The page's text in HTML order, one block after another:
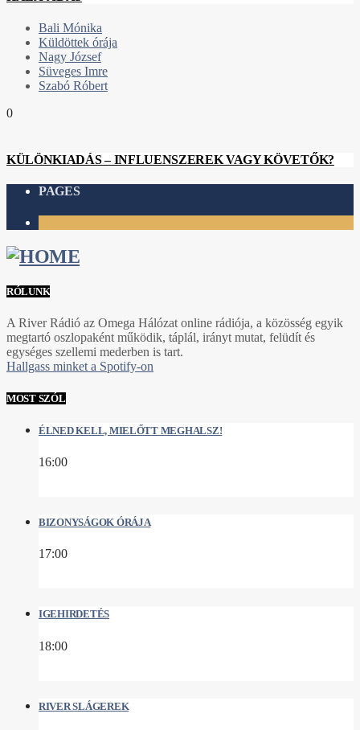
Bali Mónika
Küldöttek órája
Nagy József
Süveges Imre
Szabó Róbert
0
KÜLÖNKIADÁS – INFLUENSZEREK VAGY KÖVETŐK?
PAGES
RÓLUNK
A River Rádió az Omega Hálózat online rádiója, a közösség egyik
megtartó oszlopaként működik, táplál, irányt mutat, felüdít és
egységes szellemi mederben is tart.
Hallgass minket a Spotify-on
MOST SZÓL
ÉLNED KELL, MIELŐTT MEGHALSZ!
16:00
BIZONYSÁGOK ÓRÁJA
17:00
IGEHIRDETÉS
18:00
RIVER SLÁGEREK